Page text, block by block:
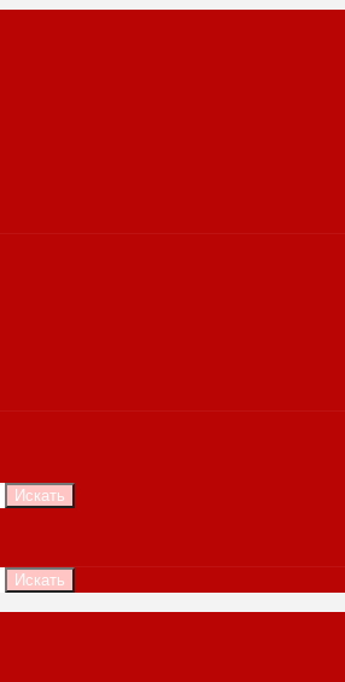
Искать
Искать